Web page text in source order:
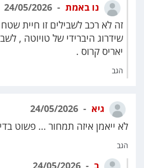
נו באמת
זה לא רכב לשבילים זו חיית
שידרוג היברידי של טויוטה ,
יאריס קרוס .
הגב
גיא
לא ייאמן איזה תמחור ... פשוט
הגב
ב